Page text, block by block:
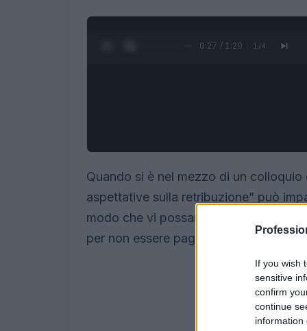
If you wish
sensitive
confirm
continue
information
0:28 / 1:20 1 /4
Quando si è nel mezzo di un
aspettative sulla retribuzione” può
modo che vi possano escludere per
per non essere pagato quanto